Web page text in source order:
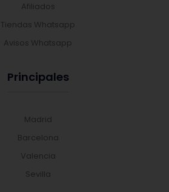
Afiliados
Tiendas Whatsapp
Avisos Whatsapp
Principales
Madrid
Barcelona
Valencia
Sevilla